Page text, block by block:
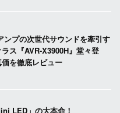
ンプの次世代サウンドを牽引す
ス『AVR-X3900H』堂々登
を徹底レビュー
LED」の大本命！